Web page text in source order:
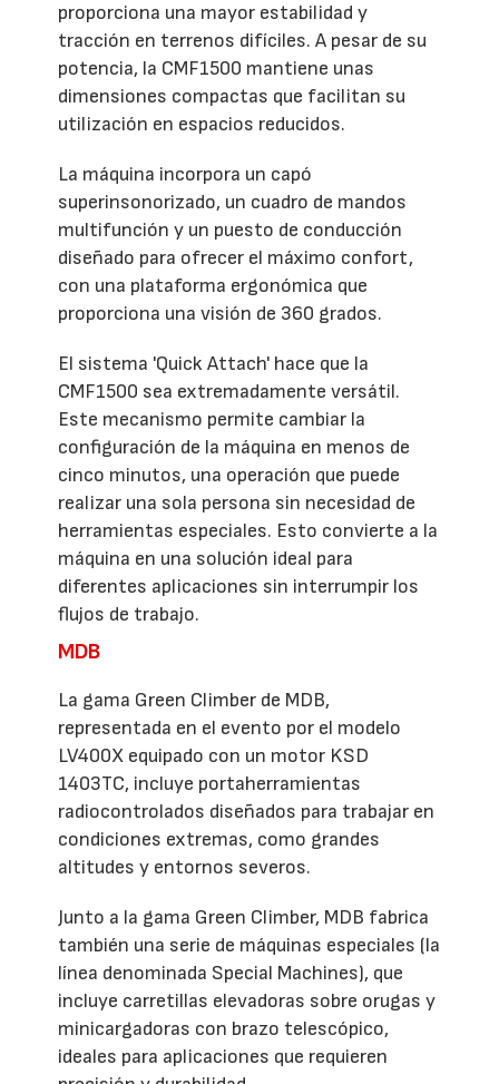
proporciona una mayor estabilidad y
tracción en terrenos difíciles. A pesar de su
potencia, la CMF1500 mantiene unas
dimensiones compactas que facilitan su
utilización en espacios reducidos.
La máquina incorpora un capó
superinsonorizado, un cuadro de mandos
multifunción y un puesto de conducción
diseñado para ofrecer el máximo confort,
con una plataforma ergonómica que
proporciona una visión de 360 grados.
El sistema 'Quick Attach' hace que la
CMF1500 sea extremadamente versátil.
Este mecanismo permite cambiar la
configuración de la máquina en menos de
cinco minutos, una operación que puede
realizar una sola persona sin necesidad de
herramientas especiales. Esto convierte a la
máquina en una solución ideal para
diferentes aplicaciones sin interrumpir los
flujos de trabajo.
MDB
La gama Green Climber de MDB,
representada en el evento por el modelo
LV400X equipado con un motor KSD
1403TC, incluye portaherramientas
radiocontrolados diseñados para trabajar en
condiciones extremas, como grandes
altitudes y entornos severos.
Junto a la gama Green Climber, MDB fabrica
también una serie de máquinas especiales (la
línea denominada Special Machines), que
incluye carretillas elevadoras sobre orugas y
minicargadoras con brazo telescópico,
ideales para aplicaciones que requieren